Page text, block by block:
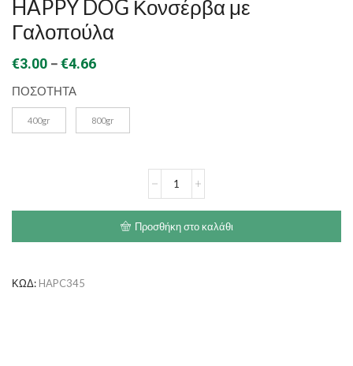
HAPPY DOG Κονσέρβα με
Γαλοπούλα
€3.00 –€4.66Price
€3.00
through
ΠΟΣΟΤΗΤΑ
400gr 800gr
Γαλοπούλα
ποσότητα
Προσθήκη στο καλάθι
ΚΩΔ: HAPC345